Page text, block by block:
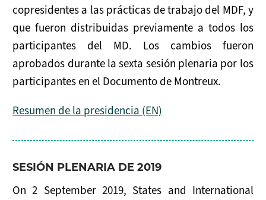
copresidentes a las prácticas de trabajo del MDF, y
que fueron distribuidas previamente a todos los
participantes del MD. Los cambios fueron
aprobados durante la sexta sesión plenaria por los
participantes en el Documento de Montreux.
Resumen de la presidencia (EN)
SESIÓN PLENARIA DE 2019
On 2 September 2019, States and International